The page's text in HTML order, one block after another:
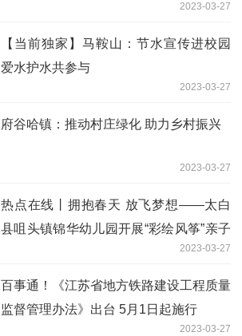
2023-03-27
【当前独家】马鞍山：节水宣传进校园
爱水护水共参与
2023-03-27
府谷哈镇：推动村庄绿化 助力乡村振兴
2023-03-27
热点在线丨拥抱春天 放飞梦想——太白
县咀头镇锦华幼儿园开展“彩绘风筝”亲子
2023-03-27
百事通！《江苏省地方铁路建设工程质量
监督管理办法》出台 5月1日起施行
2023-03-27